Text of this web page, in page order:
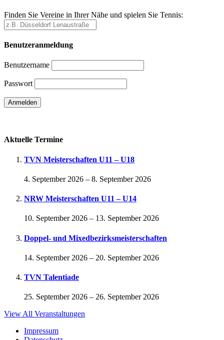
Finden Sie Vereine in Ihrer Nähe und spielen Sie Tennis:
Benutzeranmeldung
Benutzername
Passwort
Aktuelle Termine
TVN Meisterschaften U11 – U18
4. September 2026 – 8. September 2026
NRW Meisterschaften U11 – U14
10. September 2026 – 13. September 2026
Doppel- und Mixedbezirksmeisterschaften
14. September 2026 – 20. September 2026
TVN Talentiade
25. September 2026 – 26. September 2026
View All Veranstaltungen
Impressum